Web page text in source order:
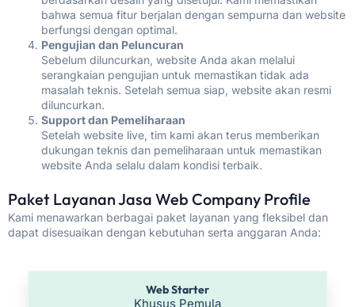
bahwa semua fitur berjalan dengan sempurna dan website
berfungsi dengan optimal.
Pengujian dan Peluncuran
Sebelum diluncurkan, website Anda akan melalui
serangkaian pengujian untuk memastikan tidak ada
masalah teknis. Setelah semua siap, website akan resmi
diluncurkan.
Support dan Pemeliharaan
Setelah website live, tim kami akan terus memberikan
dukungan teknis dan pemeliharaan untuk memastikan
website Anda selalu dalam kondisi terbaik.
Paket Layanan Jasa Web Company Profile
Kami menawarkan berbagai paket layanan yang fleksibel dan
dapat disesuaikan dengan kebutuhan serta anggaran Anda:
Web Starter
Khusus Pemula